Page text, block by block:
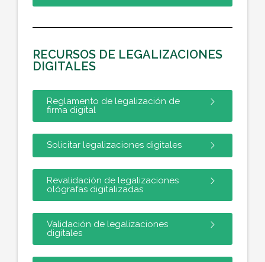
RECURSOS DE LEGALIZACIONES
DIGITALES
Reglamento de legalización de
firma digital
Solicitar legalizaciones digitales
Revalidación de legalizaciones
ológrafas digitalizadas
Validación de legalizaciones
digitales